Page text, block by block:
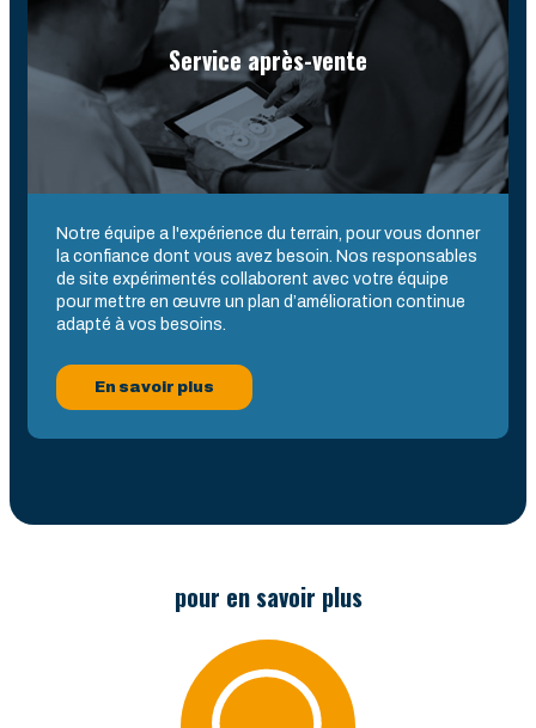
Service après-vente
Notre équipe a l'expérience du terrain, pour vous donner
la confiance dont vous avez besoin. Nos responsables
de site expérimentés collaborent avec votre équipe
pour mettre en œuvre un plan d’amélioration continue
adapté à vos besoins.
En savoir plus
pour en savoir plus